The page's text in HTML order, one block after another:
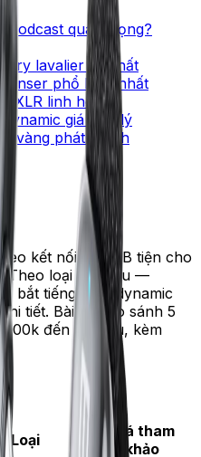
podcast quan trọng?
lavalier rẻ nhất
phổ biến nhất
XLR linh hoạt
giá hợp lý
vàng phát thanh
kết nối — USB tiện cho
Theo loại đầu thu —
bắt tiếng nền, dynamic
tiết. Bài này so sánh 5
đến 12 triệu, kèm
Loại
Giá tham
khảo